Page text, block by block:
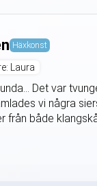
Häxkonst
Laura
Det var
vi några
från både